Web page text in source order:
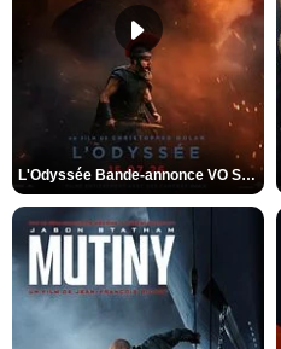
L'Odyssée Bande-annonce VO STFR